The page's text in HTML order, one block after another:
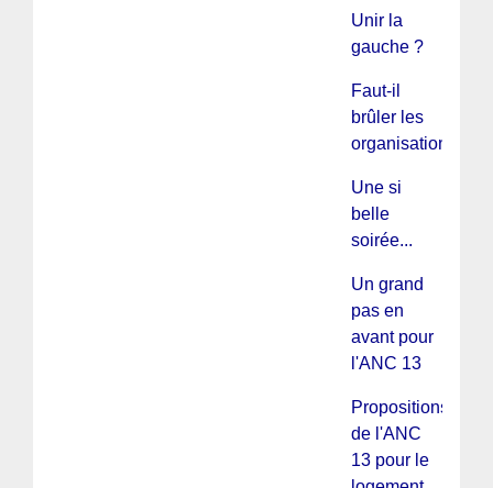
Unir la
gauche ?
Faut-il
brûler les
organisations ?
Une si
belle
soirée...
Un grand
pas en
avant pour
l'ANC 13
Propositions
de l'ANC
13 pour le